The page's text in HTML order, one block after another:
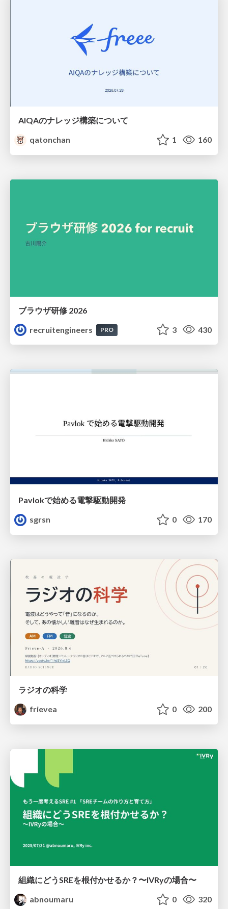
AIQAのナレッジ構築について
qatonchan
1 160
ブラウザ研修 2026
recruitengineers
PRO 3 430
Pavlokで始める電撃駆動開発
sgrsn
0 170
ラジオの科学
frievea
0 200
組織にどうSREを根付かせるか？〜IVRyの場合〜
abnoumaru
0 320